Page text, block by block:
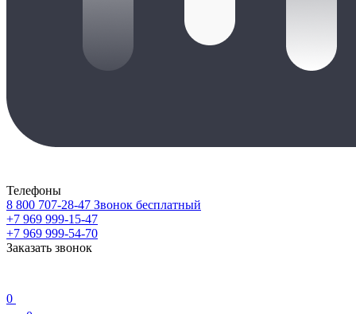
Телефоны
8 800 707-28-47 Звонок бесплатный
+7 969 999-15-47
+7 969 999-54-70
Заказать звонок
0